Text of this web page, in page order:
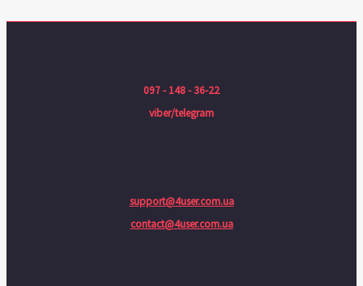
097 - 148 - 36-22
viber/telegram
support@4user.com.ua
contact@4user.com.ua